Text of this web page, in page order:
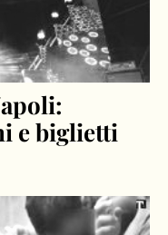
e biglietti